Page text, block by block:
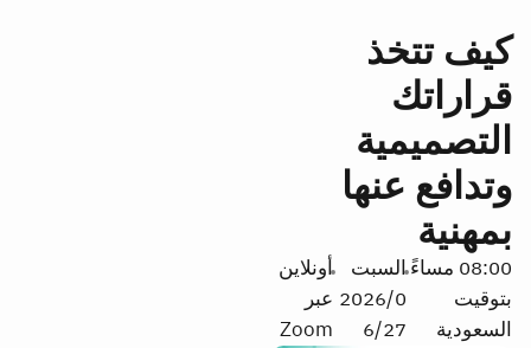
كيف تتخذ
قراراتك
التصميمية
وتدافع عنها
بمهنية
أونلاين
عبر
Zoom
السبت
2026/0
6/27
08:00 مساءً
بتوقيت
السعودية